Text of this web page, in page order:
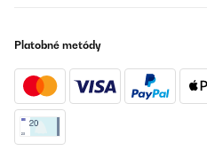
Platobné metódy